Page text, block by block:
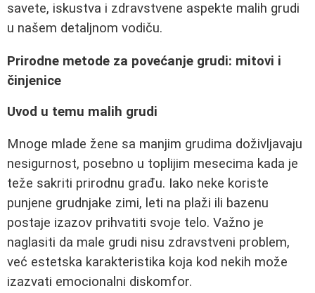
savete, iskustva i zdravstvene aspekte malih grudi
u našem detaljnom vodiču.
Prirodne metode za povećanje grudi: mitovi i
činjenice
Uvod u temu malih grudi
Mnoge mlade žene sa manjim grudima doživljavaju
nesigurnost, posebno u toplijim mesecima kada je
teže sakriti prirodnu građu. Iako neke koriste
punjene grudnjake zimi, leti na plaži ili bazenu
postaje izazov prihvatiti svoje telo. Važno je
naglasiti da male grudi nisu zdravstveni problem,
već estetska karakteristika koja kod nekih može
izazvati emocionalni diskomfor.